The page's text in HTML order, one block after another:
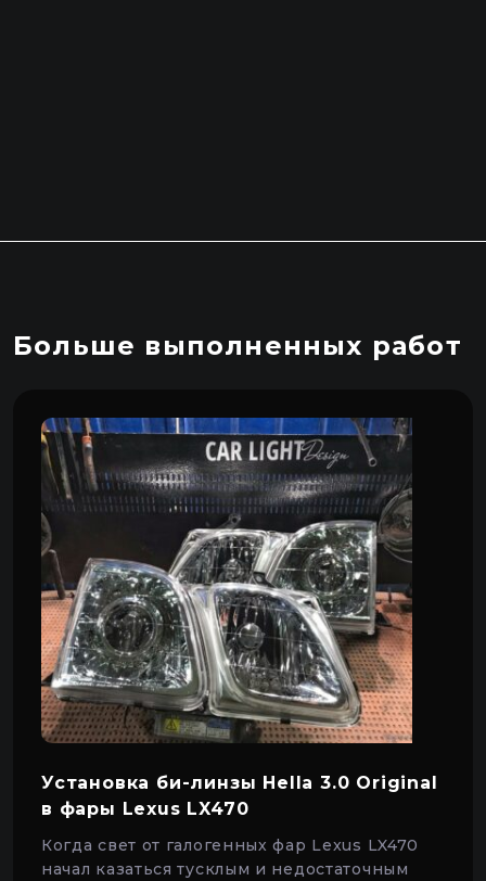
Больше выполненных работ
Установка би-линзы Hella 3.0 Original
в фары Lexus LX470
Когда свет от галогенных фар Lexus LX470
начал казаться тусклым и недостаточным